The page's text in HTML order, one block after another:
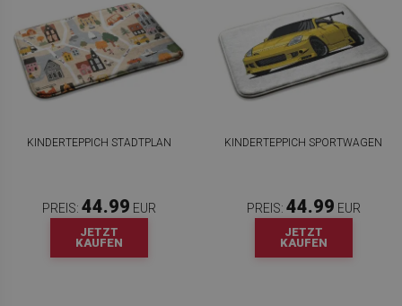
KINDERTEPPICH STADTPLAN
PREIS: 44.99 EUR
JETZT
KAUFEN
KINDERTEPPICH SPORTWAGEN
PREIS: 44.99 EUR
JETZT
KAUFEN